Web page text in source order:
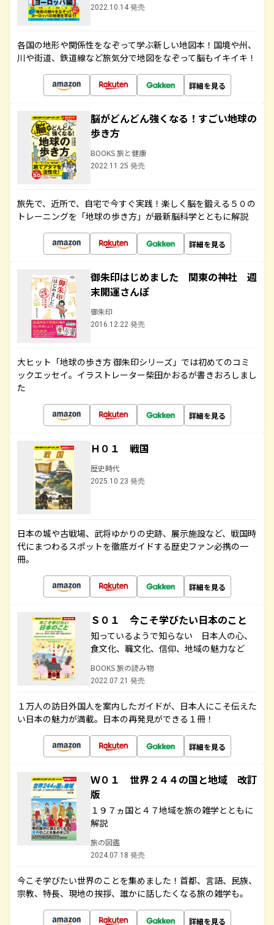
2022.10.14 発売
各国の地形や関係性をなぞって学ぶ新しい地図本！国境や州、
川や街道、鉄道線など旅気分で地図をなぞって脳もイキイキ！
詳細を見る
脳がどんどん強くなる！すごい地球の
歩き方
BOOKS 旅と健康
2022.11.25 発売
旅先で、近所で、自宅で今すぐ実践！楽しく脳を鍛える５０の
トレーニングを「地球の歩き方」が最新脳科学とともに解説
詳細を見る
御朱印はじめました 関東の神社 週
末開運さんぽ
御朱印
2016.12.22 発売
大ヒット「地球の歩き方 御朱印シリーズ」では初めてのコミ
ックエッセイ。イラストレーター柴田かおるが書きおろしまし
た
詳細を見る
Ｈ０１ 戦国
歴史時代
2025.10.23 発売
日本の城や古戦場、武将ゆかりの史跡、展示施設など、戦国時
代にまつわるスポットを徹底ガイドする歴史ファン必携の一
冊。
詳細を見る
Ｓ０１ 今こそ学びたい日本のこと
知っているようで知らない 日本人の心、
食文化、職文化、信仰、地域の魅力など
BOOKS 旅の読み物
2022.07.21 発売
１万人の訪日外国人を案内したガイドが、日本人にこそ伝えた
い日本の魅力が満載。日本の再発見ができる１冊！
詳細を見る
Ｗ０１ 世界２４４の国と地域 改訂
版
１９７ヵ国と４７地域を旅の雑学とともに
解説
旅の図鑑
2024.07.18 発売
今こそ学びたい世界のことを集めました！首都、言語、民族、
宗教、特長、現地の挨拶、誰かに話したくなる旅の雑学も。
詳細を見る